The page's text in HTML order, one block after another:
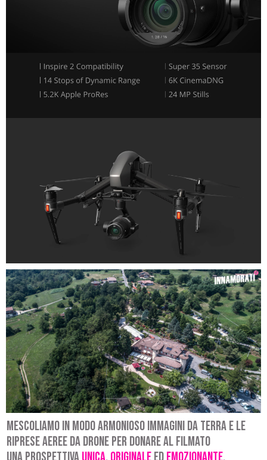
Mescoliamo in modo armonioso immagini da terra e le
riprese aeree da drone per donare al filmato